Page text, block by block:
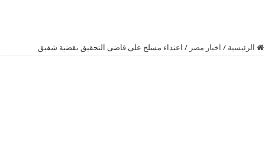
الرئيسية / اخبار مصر / اعتداء مسلح على قاضى التحقيق بقضية شفيق